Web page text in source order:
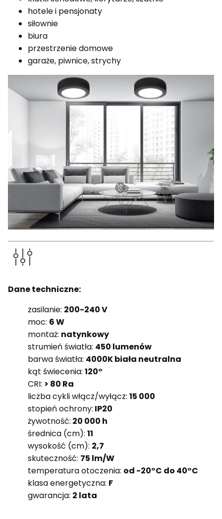
hotele i pensjonaty
siłownie
biura
przestrzenie domowe
garaże, piwnice, strychy
Dane techniczne:
zasilanie: 200-240 V
moc: 6 W
montaż: natynkowy
strumień światła: 450 lumenów
barwa światła: 4000K biała neutralna
kąt świecenia: 120°
CRI: > 80 Ra
liczba cykli włącz/wyłącz: 15 000
stopień ochrony: IP20
żywotność: 20 000 h
średnica (cm): 11
wysokość (cm): 2,7
skuteczność: 75 lm/W
temperatura otoczenia: od -20°C do 40°C
klasa energetyczna: F
gwarancja: 2 lata